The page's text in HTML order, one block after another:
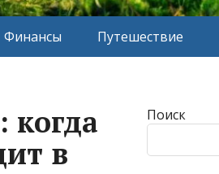
Финансы Путешествие
когда
в
Поиск